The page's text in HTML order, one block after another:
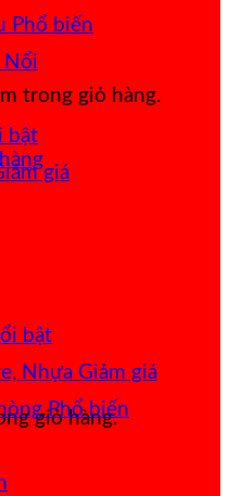
trong giỏ hàng.
giỏ hàng.
Nổi
Nhựa